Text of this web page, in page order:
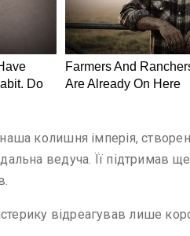
колишня імперія,
ведуча. Її підтримав
відреагував лише